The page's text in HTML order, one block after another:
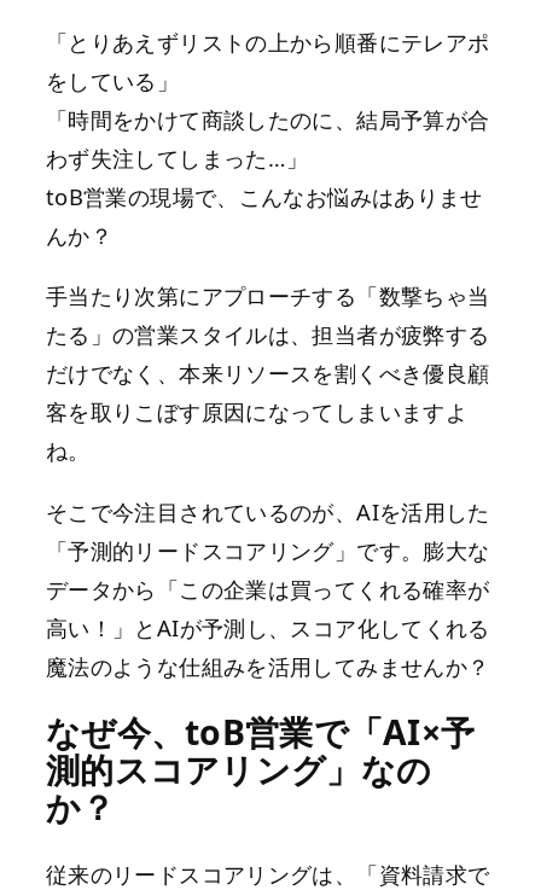
「とりあえずリストの上から順番にテレアポ
をしている」
「時間をかけて商談したのに、結局予算が合
わず失注してしまった…」
toB営業の現場で、こんなお悩みはありませ
んか？
手当たり次第にアプローチする「数撃ちゃ当
たる」の営業スタイルは、担当者が疲弊する
だけでなく、本来リソースを割くべき優良顧
客を取りこぼす原因になってしまいますよ
ね。
そこで今注目されているのが、AIを活用した
「予測的リードスコアリング」です。膨大な
データから「この企業は買ってくれる確率が
高い！」とAIが予測し、スコア化してくれる
魔法のような仕組みを活用してみませんか？
なぜ今、toB営業で「AI×予
測的スコアリング」なの
か？
従来のリードスコアリングは、「資料請求で